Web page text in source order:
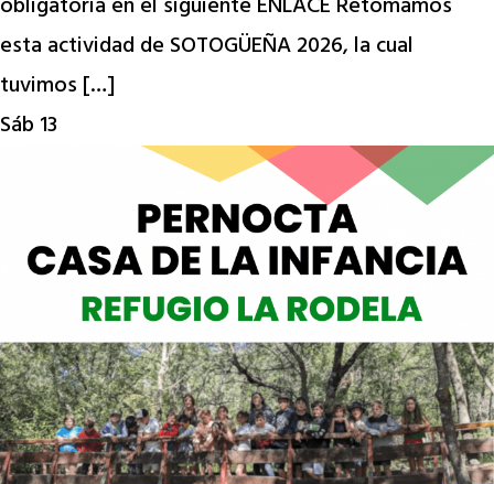
esta actividad de SOTOGÜEÑA 2026, la cual
tuvimos […]
Sáb 13